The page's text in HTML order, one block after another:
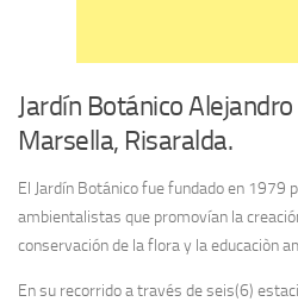
Jardín Botánico
Marsella, Risaralda.
El Jardín Botánico fue fundado en 1979
ambientalistas que promovían la
conservación de la flora y la educaciòn
En su recorrido a través de seis(6)